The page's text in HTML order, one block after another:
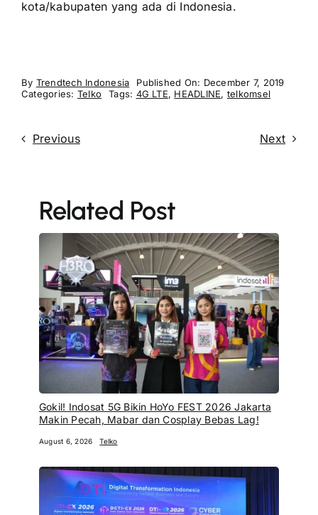
kota/kabupaten yang ada di Indonesia.
By Trendtech Indonesia
Published On: December 7, 2019
Categories: Telko Tags: 4G LTE, HEADLINE, telkomsel
Previous Next
Related Post
Gokil! Indosat 5G Bikin HoYo FEST 2026 Jakarta
Makin Pecah, Mabar dan Cosplay Bebas Lag!
August 6, 2026 Telko